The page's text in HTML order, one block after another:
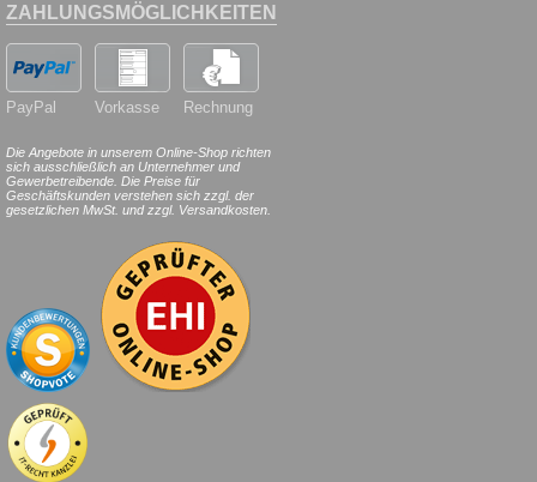
ZAHLUNGSMÖGLICHKEITEN
PayPal Vorkasse Rechnung
Die Angebote in unserem Online-Shop richten
sich ausschließlich an Unternehmer und
Gewerbetreibende. Die Preise für
Geschäftskunden verstehen sich zzgl. der
gesetzlichen MwSt. und zzgl. Versandkosten.